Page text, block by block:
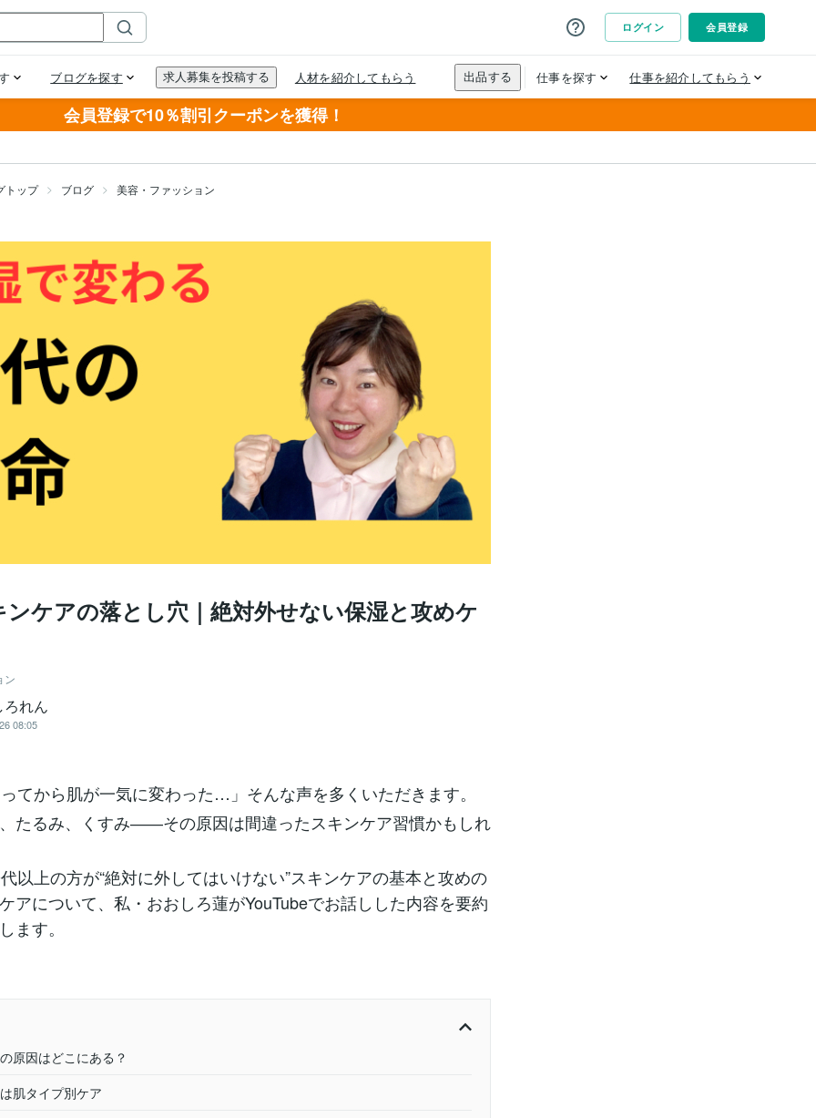
会員登録で10％割引クーポンを獲得！
トップ ブログ 美容・ファッション
ンケアの落とし穴｜絶対外せない保湿と攻めケ
ン
れん
08:05
てから肌が一気に変わった…」そんな声を多くいただきます。
たるみ、くすみ――その原因は間違ったスキンケア習慣かもしれ
以上の方が“絶対に外してはいけない”スキンケアの基本と攻めの
アについて、私・おおしろ蓮がYouTubeでお話しした内容を要約
ます。
原因はどこにある？
肌タイプ別ケア